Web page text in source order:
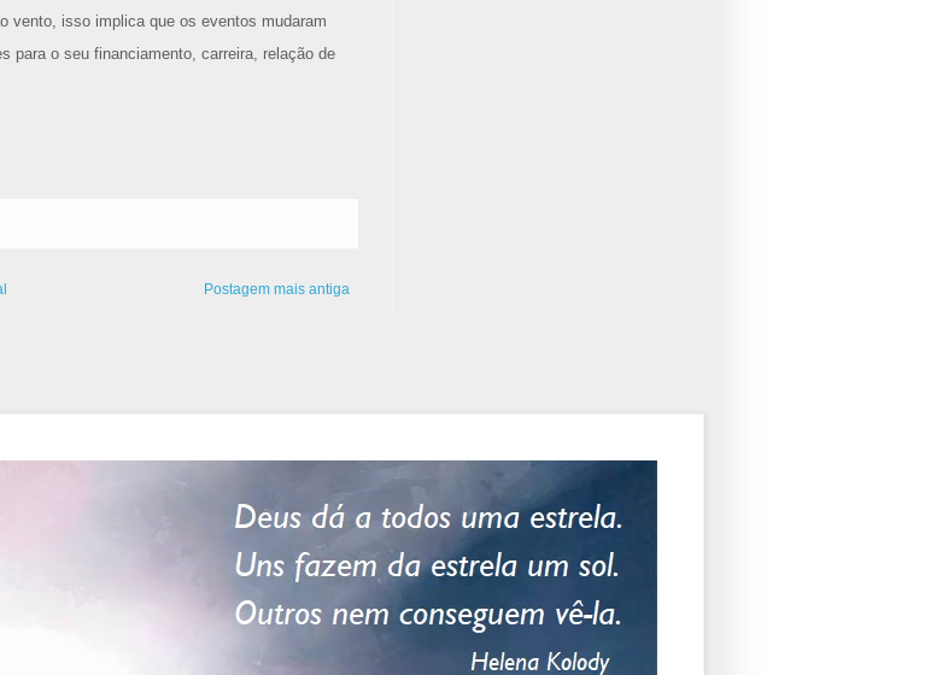
vento, isso implica que os eventos mudaram
para o seu financiamento, carreira, relação de
Postagem mais antiga